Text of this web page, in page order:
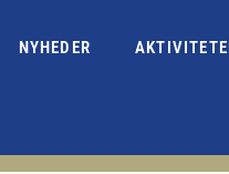
NYHEDER